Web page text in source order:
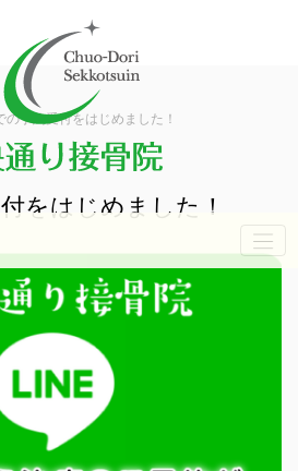
の予約受付をはじめました！
をはじめました！